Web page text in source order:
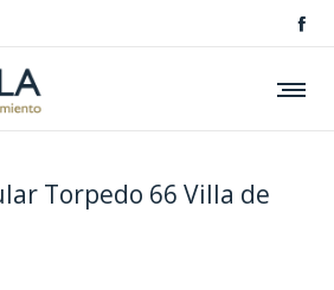
Torpedo 66 Villa de